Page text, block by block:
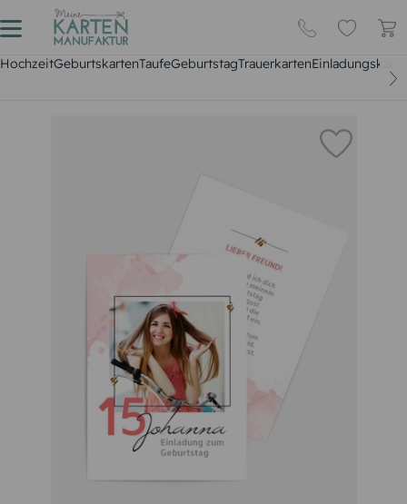
HochzeitGeburtskartenTaufeGeburtstagTrauerkarten